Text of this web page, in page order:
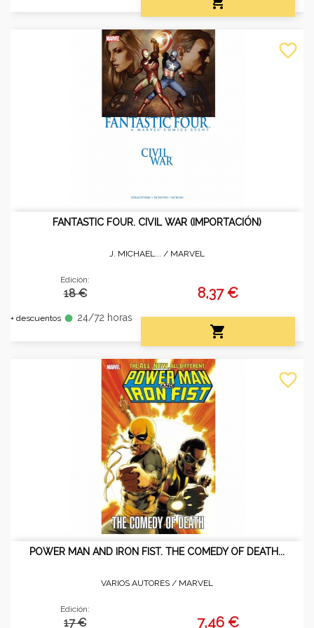
FANTASTIC FOUR. CIVIL WAR (IMPORTACIÓN)
J. MICHAEL... / MARVEL
Edición:
18 €
+ descuentos fiber_manual_record 24/72 horas
8,37 €

favorite_border
POWER MAN AND IRON FIST. THE COMEDY OF DEATH...
VARIOS AUTORES / MARVEL
Edición:
17 € 7,46 €
favorite_border